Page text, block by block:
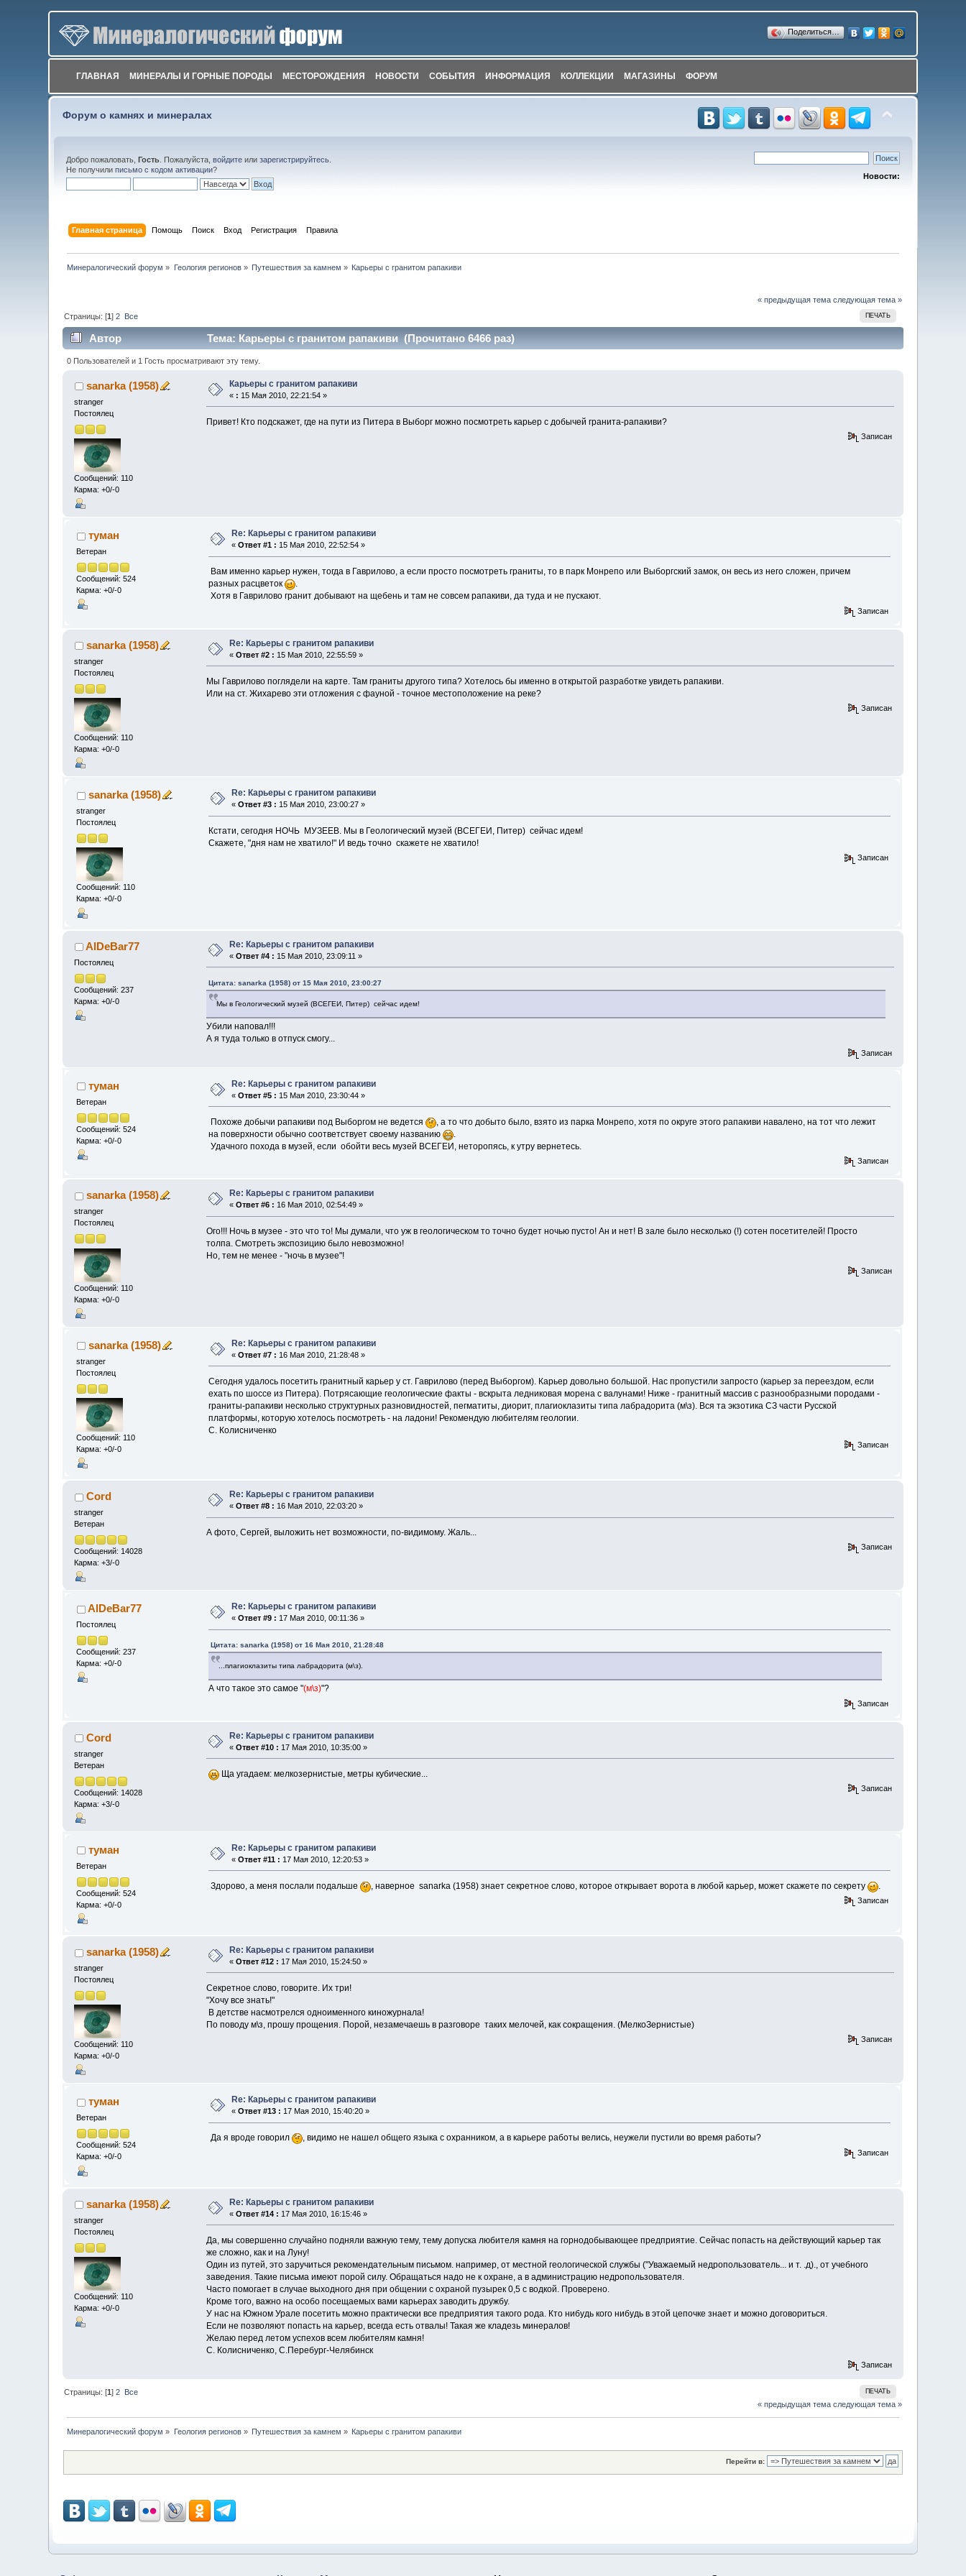
Поделиться…
ГЛАВНАЯ МИНЕРАЛЫ И ГОРНЫЕ ПОРОДЫ МЕСТОРОЖДЕНИЯ НОВОСТИ СОБЫТИЯ ИНФОРМАЦИЯ КОЛЛЕКЦИИ МАГАЗИНЫ ФОРУМ
Форум о камнях и минералах
Добро пожаловать,Гость . Пожалуйста,войдите илизарегистрируйтесь
Не получилиписьмо с кодом активации?
Новости:
Главная страница Помощь Поиск Вход Регистрация Правила
Минералогический форум » Геология регионов» Путешествия за камнем » Карьеры с гранитом рапакиви
« предыдущая тема следующая тема »
ПЕЧАТЬ
Страницы: [1]2 Все
Автор Тема: Карьеры с гранитом рапакиви (Прочитано 6466 раз)
0 Пользователей и 1 Гость просматривают эту тему.
sanarka (1958)
stranger
Постоялец
Сообщений: 110
Карма: +0/-0
Карьеры с гранитом рапакиви
« : 15 Мая 2010, 22:21:54 »
Привет! Кто подскажет, где на пути из Питера в Выборг можно посмотреть карьер с добычей гранита-рапакиви?
Записан
туман
Ветеран
Сообщений: 524
Карма: +0/-0
Re: Карьеры с гранитом рапакиви
«Ответ #1 : 15 Мая 2010, 22:52:54 »
Вам именно карьер нужен, тогда в Гаврилово, а если просто посмотреть граниты, то в парк Монрепо или Выборгский замок, он весь из него сложен, причем
разных расцветок
.
Хотя в Гаврилово гранит добывают на щебень и там не совсем рапакиви, да туда и не пускают.
Записан
sanarka (1958)
stranger
Постоялец
Сообщений: 110
Карма: +0/-0
Re: Карьеры с гранитом рапакиви
«Ответ #2 : 15 Мая 2010, 22:55:59 »
Мы Гаврилово поглядели на карте. Там граниты другого типа? Хотелось бы именно в открытой разработке увидеть рапакиви.
Или на ст. Жихарево эти отложения с фауной - точное местоположение на реке?
Записан
sanarka (1958)
stranger
Постоялец
Сообщений: 110
Карма: +0/-0
Re: Карьеры с гранитом рапакиви
«Ответ #3 : 15 Мая 2010, 23:00:27 »
Кстати, сегодня НОЧЬ МУЗЕЕВ. Мы в Геологический музей (ВСЕГЕИ, Питер) сейчас идем!
Скажете, "дня нам не хватило!" И ведь точно скажете не хватило!
Записан
AlDeBar77
Постоялец
Сообщений: 237
Карма: +0/-0
Re: Карьеры с гранитом рапакиви
«Ответ #4 : 15 Мая 2010, 23:09:11 »
Цитата: sanarka (1958) от 15 Мая 2010, 23:00:27
Мы в Геологический музей (ВСЕГЕИ, Питер) сейчас идем!
Убили наповал!!!
А я туда только в отпуск смогу...
Записан
туман
Ветеран
Сообщений: 524
Карма: +0/-0
Re: Карьеры с гранитом рапакиви
«Ответ #5 : 15 Мая 2010, 23:30:44 »
Похоже добычи рапакиви под Выборгом не ведется
, а то что добыто было, взято из парка Монрепо, хотя по округе этого рапакиви навалено, на тот что лежит
на поверхности обычно соответствует своему названию
.
Удачного похода в музей, если обойти весь музей ВСЕГЕИ, неторопясь, к утру вернетесь.
Записан
sanarka (1958)
stranger
Постоялец
Сообщений: 110
Карма: +0/-0
Re: Карьеры с гранитом рапакиви
«Ответ #6 : 16 Мая 2010, 02:54:49 »
Ого!!! Ночь в музее - это что то! Мы думали, что уж в геологическом то точно будет ночью пусто! Ан и нет! В зале было несколько (!) сотен посетителей! Просто
толпа. Смотреть экспозицию было невозможно!
Но, тем не менее - "ночь в музее"!
Записан
sanarka (1958)
stranger
Постоялец
Сообщений: 110
Карма: +0/-0
Re: Карьеры с гранитом рапакиви
«Ответ #7 : 16 Мая 2010, 21:28:48 »
Сегодня удалось посетить гранитный карьер у ст. Гаврилово (перед Выборгом). Карьер довольно большой. Нас пропустили запросто (карьер за переездом, если
ехать по шоссе из Питера). Потрясающие геологические факты - вскрыта ледниковая морена с валунами! Ниже - гранитный массив с разнообразными породами -
граниты-рапакиви несколько структурных разновидностей, пегматиты, диорит, плагиоклазиты типа лабрадорита (м\з). Вся та экзотика СЗ части Русской
платформы, которую хотелось посмотреть - на ладони! Рекомендую любителям геологии.
С. Колисниченко
Записан
Cord
stranger
Ветеран
Сообщений: 14028
Карма: +3/-0
Re: Карьеры с гранитом рапакиви
«Ответ #8 : 16 Мая 2010, 22:03:20 »
А фото, Сергей, выложить нет возможности, по-видимому. Жаль...
Записан
AlDeBar77
Постоялец
Сообщений: 237
Карма: +0/-0
Re: Карьеры с гранитом рапакиви
«Ответ #9 : 17 Мая 2010, 00:11:36 »
Цитата: sanarka (1958) от 16 Мая 2010, 21:28:48
...плагиоклазиты типа лабрадорита (м\з).
А что такое это самое "(м\з)"?
Записан
Cord
stranger
Ветеран
Сообщений: 14028
Карма: +3/-0
Re: Карьеры с гранитом рапакиви
«Ответ #10 : 17 Мая 2010, 10:35:00 »
Ща угадаем: мелкозернистые, метры кубические...
Записан
туман
Ветеран
Сообщений: 524
Карма: +0/-0
Re: Карьеры с гранитом рапакиви
«Ответ #11 : 17 Мая 2010, 12:20:53 »
Здорово, а меня послали подальше , наверное sanarka (1958) знает секретное слово, которое открывает ворота в любой карьер, может скажете по секрету .
Записан
sanarka (1958)
stranger
Постоялец
Сообщений: 110
Карма: +0/-0
Re: Карьеры с гранитом рапакиви
«Ответ #12 : 17 Мая 2010, 15:24:50 »
Секретное слово, говорите. Их три!
"Хочу все знать!"
В детстве насмотрелся одноименного киножурнала!
По поводу м\з, прошу прощения. Порой, незамечаешь в разговоре таких мелочей, как сокращения. (МелкоЗернистые)
Записан
туман
Ветеран
Сообщений: 524
Карма: +0/-0
Re: Карьеры с гранитом рапакиви
«Ответ #13 : 17 Мая 2010, 15:40:20 »
Да я вроде говорил , видимо не нашел общего языка с охранником, а в карьере работы велись, неужели пустили во время работы?
Записан
sanarka (1958)
stranger
Постоялец
Сообщений: 110
Карма: +0/-0
Re: Карьеры с гранитом рапакиви
«Ответ #14 : 17 Мая 2010, 16:15:46 »
Да, мы совершенно случайно подняли важную тему, тему допуска любителя камня на горнодобывающее предприятие. Сейчас попасть на действующий карьер так
же сложно, как и на Луну!
Один из путей, это заручиться рекомендательным письмом. например, от местной геологической службы ("Уважаемый недропользователь... и т. .д)., от учебного
заведения. Такие письма имеют порой силу. Обращаться надо не к охране, а в администрацию недропользователя.
Часто помогает в случае выходного дня при общении с охраной пузырек 0,5 с водкой. Проверено.
Кроме того, важно на особо посещаемых вами карьерах заводить дружбу.
У нас на Южном Урале посетить можно практически все предприятия такого рода. Кто нибудь кого нибудь в этой цепочке знает и можно договориться.
Если не позволяют попасть на карьер, всегда есть отвалы! Такая же кладезь минералов!
Желаю перед летом успехов всем любителям камня!
С. Колисниченко, С.Перебург-Челябинск
Записан
ПЕЧАТЬ
Страницы: [1]2 Все
« предыдущая тема следующая тема »
Минералогический форум » Геология регионов» Путешествия за камнем » Карьеры с гранитом рапакиви
Перейти в: